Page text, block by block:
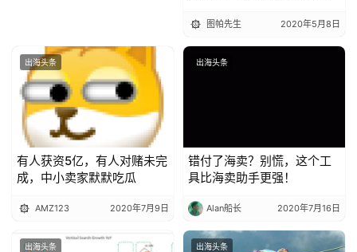
图帕先生 2020年5月8日
出海头条
有人获资5亿，有人对赌未完
成，中小卖家默默吃瓜
AMZ123 2020年7月9日
出海头条
错付了海卖？别慌，这个工
具比海卖助手更强！
Alan船长 2020年7月16日
出海头条 出海头条